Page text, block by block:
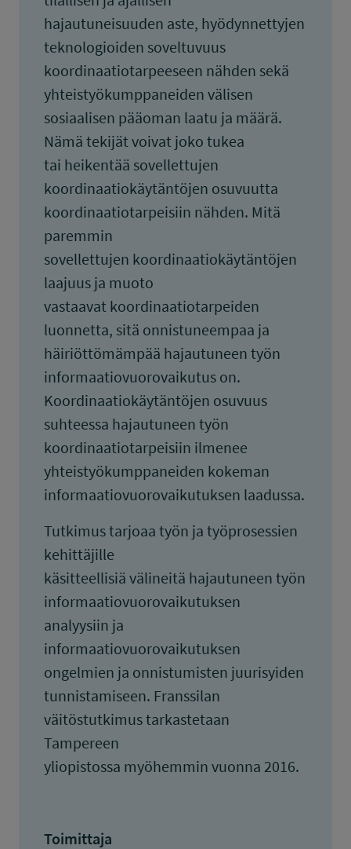
hajautuneisuuden aste, hyödynnettyjen
teknologioiden soveltuvuus
koordinaatiotarpeeseen nähden sekä
yhteistyökumppaneiden välisen
sosiaalisen pääoman laatu ja määrä.
Nämä tekijät voivat joko tukea
tai heikentää sovellettujen
koordinaatiokäytäntöjen osuvuutta
koordinaatiotarpeisiin nähden. Mitä
paremmin
sovellettujen koordinaatiokäytäntöjen
laajuus ja muoto
vastaavat koordinaatiotarpeiden
luonnetta, sitä onnistuneempaa ja
häiriöttömämpää hajautuneen työn
informaatiovuorovaikutus on.
Koordinaatiokäytäntöjen osuvuus
suhteessa hajautuneen työn
koordinaatiotarpeisiin ilmenee
yhteistyökumppaneiden kokeman
informaatiovuorovaikutuksen laadussa.
Tutkimus tarjoaa työn ja työprosessien
kehittäjille
käsitteellisiä välineitä hajautuneen työn
informaatiovuorovaikutuksen
analyysiin ja
informaatiovuorovaikutuksen
ongelmien ja onnistumisten juurisyiden
tunnistamiseen. Franssilan
väitöstutkimus tarkastetaan
Tampereen
yliopistossa myöhemmin vuonna 2016.
Toimittaja